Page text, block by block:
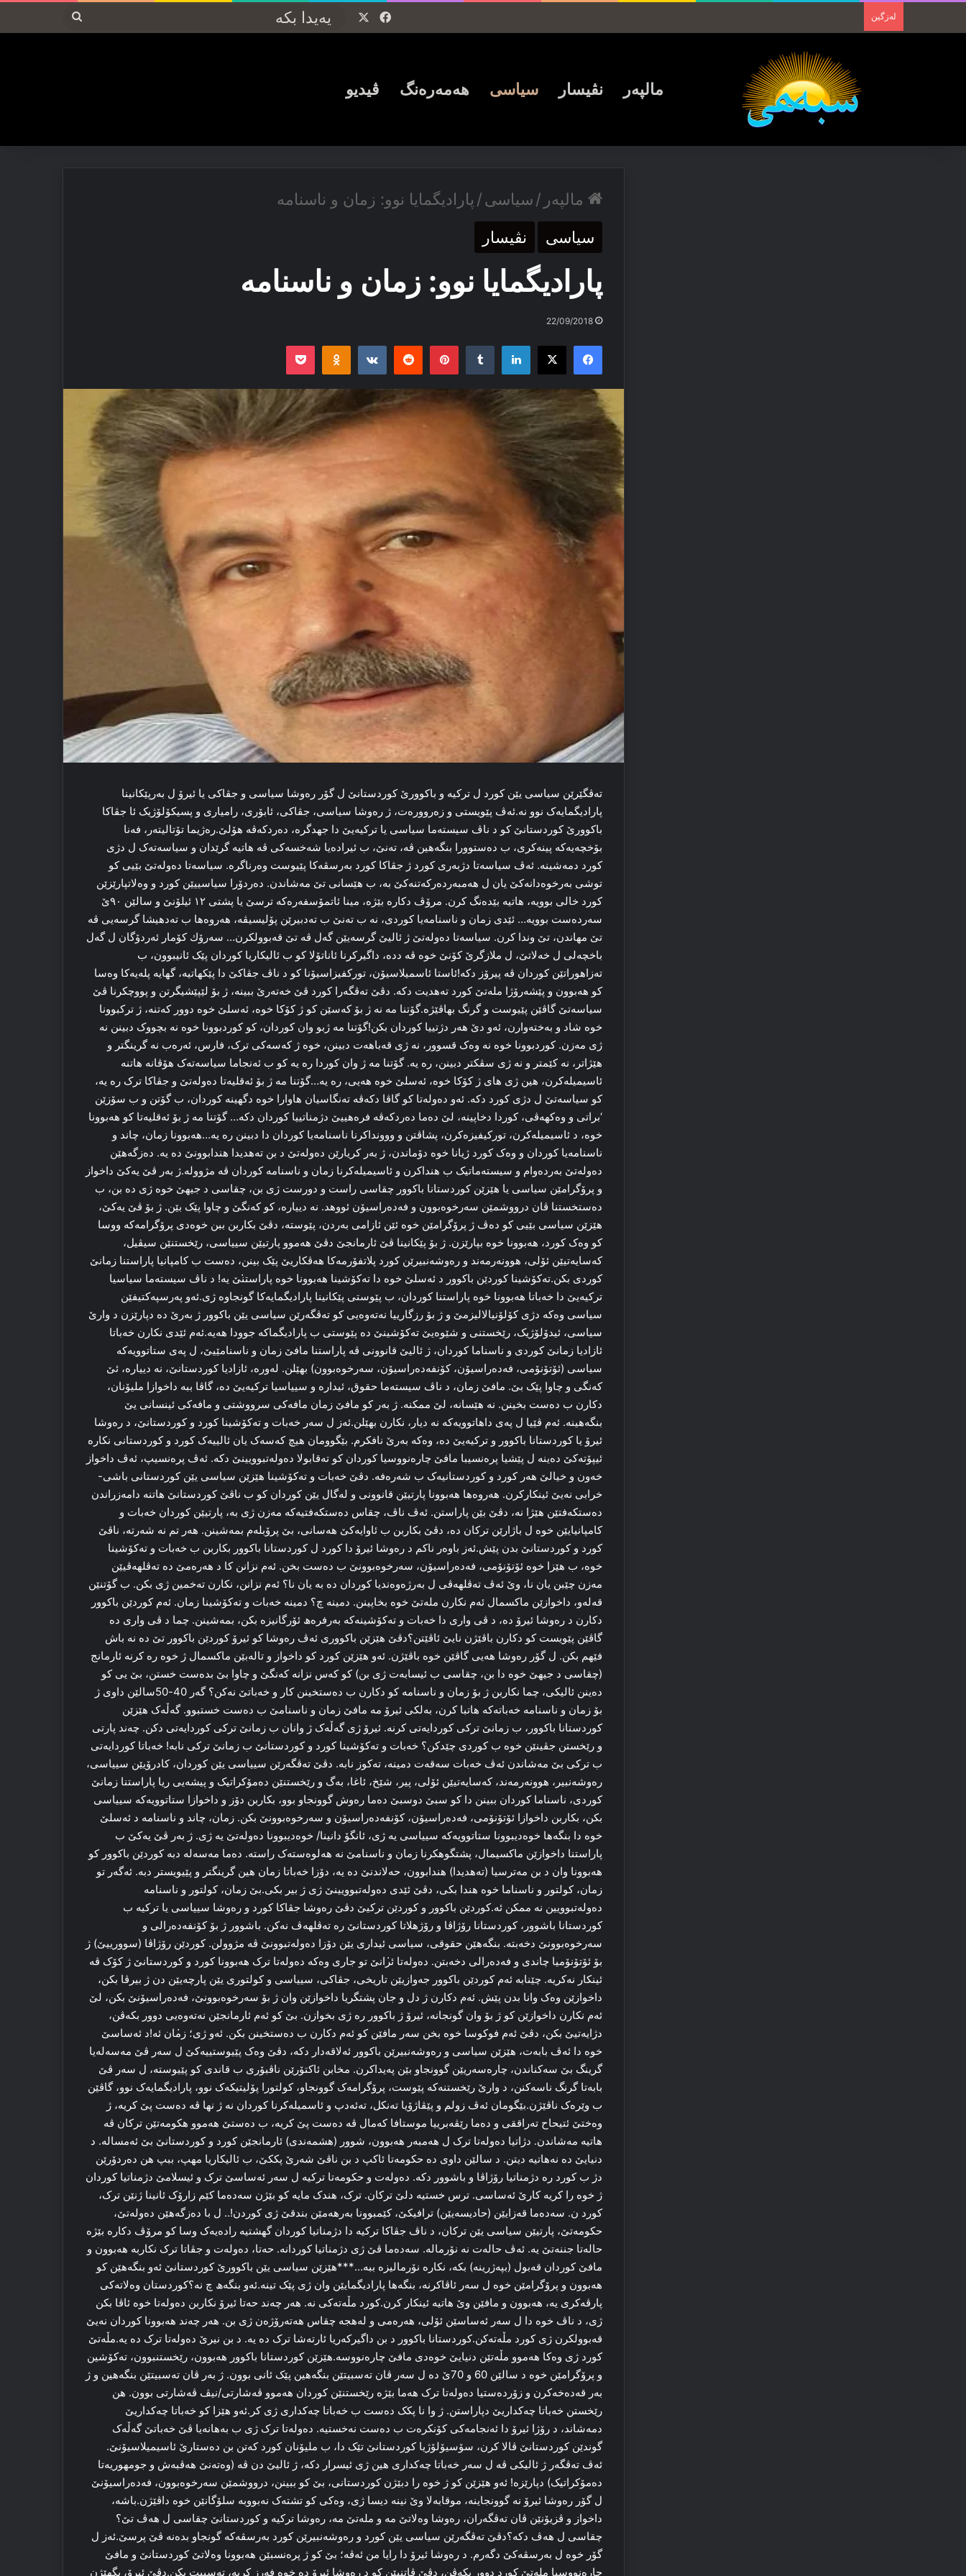
لەزگین Facebook
پەیدا
مالپەر نڤیسار سیاسی ھەمەرەنگ ڤیدیو
مالپەر /سیاسی/ پارادیگمایا نوو: زمان و ناسنامە
سیاسی نڤیسار
پارادیگمایا نوو: زمان و ناسنامە
22/09/2018
Facebook
X
LinkedIn
Tumblr
Pinterest
Reddit
VKontakte
Odnoklassniki
Pocket
ته‌ڤگێرێن سیاسی یێن کورد ل ترکیه‌ و باکوورێ کوردستانێ ل گۆر ره‌وشا سیاسی و جڤاکی یا ئیرۆ ل به‌رپێکانینا پارادیگمایه‌ک نوو نه‌.ئه‌ڤ پێویستی و زەرووره‌ت، ژ ره‌وشا سیاسی، جڤاکی، ئابۆری، رامیاری و پسیکۆلۆژیک ئا جڤاکا باکوورێ کوردستانێ کو د ناڤ سیسته‌ما سیاسی یا ترکیه‌یێ دا جھدگره‌، ده‌ردکه‌ڤه‌ هۆلێ.ره‌ژیما تۆتالیته‌ر، فه‌نا بۆخچه‌یه‌که‌ پینه‌کری، ب ده‌ستوورا بنگه‌هین ڤه‌، ته‌نێ، ب ئیراده‌یا شه‌خسه‌کی ڤه‌ هاتیه‌ گرێدان و سیاسه‌ته‌ک ل دژی کورد دمه‌شینه‌. ئه‌ڤ سیاسه‌تا دژبه‌ری کورد ژ جڤاکا کورد به‌رسڤه‌کا پێیوست وه‌رناگره‌. سیاسه‌تا ده‌وله‌تێ بێیی کو توشی به‌رخوه‌دانه‌کێ یان ل هه‌مبه‌رده‌رکه‌تنه‌کێ به‌، ب هێسانی تێ مه‌شاندن. ده‌ردۆرا سیاسییێن کورد و وه‌لاتپارێزێن کورد خالی بوویه‌، هاتیه‌ بێده‌نگ کرن. مرۆڤ دکاره‌ بێژه‌، مینا ئاتمۆسفه‌ره‌که‌ ترسێ یا پشتی ۱۲ ئیلۆنێ و سالێن ۹۰ێ سه‌رده‌ست بوویه‌… ئێدی زمان و ناسنامه‌یا کوردی، نه‌ ب ته‌نێ ب ته‌دبیرێن پۆلیسیڤه‌، هه‌روەها ب ته‌دهیشا گرسه‌یی ڤه‌ تێ مهاندن، تێ وندا کرن. سیاسه‌تا ده‌وله‌تێ ژ ئالیێ گرسه‌یێن گه‌ل ڤه‌ تێ قه‌بوولکرن… سه‌رۆك کۆمار ئه‌ردۆگان ل گه‌ل باخچه‌لی ل خه‌لاتێ، ل ملازگرێ کۆنێ خوه‌ ڤه‌ دده‌، داگیرکرنا ئاناتۆلا کو ب ئالیکاریا کوردان پێک ئانیبوون، ب ته‌زاهوراتێن کوردان ڤه‌ پیرۆز دکه‌!ئاستا ئاسمیلاسیۆن، تورکفیزاسیۆنا کو د ناڤ جڤاکێ دا پێکهاتیه‌، گهایه‌ پله‌یه‌کا وەسا کو هه‌بوون و پێشه‌رۆژا مله‌تێ کورد ته‌هدیت دکه‌. دڤێ ته‌ڤگه‌را کورد ڤێ خه‌ته‌رێ ببینه‌، ژ بۆ لێپێشیگرتن و پووچکرنا ڤێ سیاسه‌تێ گاڤێن پێیوست و گرنگ بهاڤێژه‌.گۆتنا مه‌ نه‌ ژ بۆ که‌سێن کو ژ کۆکا خوه‌، ئه‌سلێ خوه‌ دوور که‌تنه‌، ژ ترکبوونا خوه‌ شاد و به‌خته‌وارن، ئه‌و دێ هه‌ر دژتییا کوردان بکن!گۆتنا مه‌ ژبو وان کوردان، کو کوردبوونا خوه‌ نه‌ بچووک دبینن نه‌ ژی مه‌زن. کوردبوونا خوه‌ نه‌ وه‌ک قسوور، نه‌ ژی قه‌باهه‌ت دبینن، خوه‌ ژ که‌سه‌کی ترک، فارس، ئه‌ره‌ب نه‌ گرینگتر و هێژاتر، نه‌ کێمتر و نه‌ ژی سڤکتر دبینن، ره‌ یه‌. گۆتنا مه‌ ژ وان کوردا ره‌ یه‌ کو ب ئه‌نجاما سیاسه‌ته‌ک هۆڤانه‌ هاتنه‌ ئاسیمیله‌کرن، هین ژی های ژ کۆکا خوه‌، ئه‌سلێ خوه‌ هه‌یی، ره‌ یه‌…گۆتنا مه‌ ژ بۆ ئه‌قلیه‌تا ده‌وله‌تێ و جڤاکا ترک ره‌ یه‌، کو سیاسه‌تێ ل دژی کورد دکه‌. ئه‌و ده‌وله‌تا کو گاڤا دکه‌ڤه‌ ته‌نگاسیان هاوارا خوه‌ دگهینه‌ کوردان، ب گۆتن و ب سۆزێن ‘براتی و وه‌کهه‌ڤی، کوردا دخاپینه‌، لێ ده‌ما ده‌ردکه‌ڤه‌ فره‌هییێ دژمناتییا کوردان دکه‌… گۆتنا مه‌ ژ بۆ ئەقلیه‌تا کو هه‌بوونا خوه‌، د ئاسیمیله‌کرن، تورکیفیزه‌کرن، پشاڤتن و ووونداکرنا ناسنامه‌یا کوردان دا دبینن ره‌ یه‌…هه‌بوونا زمان، چاند و ناسنامه‌یا کوردان و وه‌ک کورد ژیانا خوه‌ دۆماندن، ژ به‌ر کریارێن ده‌وله‌تێ د بن ته‌هدیدا ھندابوونێ ده‌ یه‌. ده‌زگه‌هێن ده‌وله‌تێ به‌رده‌وام و سیسته‌ماتیک ب ھنداکرن و ئاسیمیله‌کرنا زمان و ناسنامه‌ کوردان ڤه‌ مژووله‌.ژ به‌ر ڤێ یه‌کێ داخواز و پرۆگرامێن سیاسی یا هێزێن کوردستانا باکوور چقاسی راست و دورست ژی بن، چقاسی د جیهێ خوه‌ ژی ده‌ بن، ب ده‌ستخستنا ڤان درووشمێن سه‌رخوه‌بوون و فه‌ده‌راسیۆن ئووهد. نه‌ دییاره‌، کو که‌نگێ و چاوا پێک بێن. ژ بۆ ڤێ یه‌کێ، هێزێن سیاسی بێیی کو ده‌ڤ ژ پرۆگرامێن خوه‌ ئێن ئازامی به‌ردن، پێوسته‌، دڤێ بکاربن ببن خوه‌دی پرۆگرامه‌که‌ ووسا کو وه‌ک کورد، هه‌بوونا خوه‌ بپارێزن. ژ بۆ پێکانینا ڤێ ئارمانجێ دڤێ هه‌موو پارتیێن سییاسی، رێخستنێن سیڤیل، که‌سایه‌تیێن ئۆلی، هوونه‌رمه‌ند و ره‌وشه‌نبیرێن کورد پلاتفۆرمه‌کا هه‌ڤکاریێ پێک بینن، ده‌ست ب کامپانیا پاراستنا زمانێ کوردی بکن.ته‌کۆشینا کوردێن باکوور د ئه‌سلێ خوه‌ دا ته‌کۆشینا هه‌بوونا خوه‌ پاراست̇نێ یه‌! د ناڤ سیسته‌ما سیاسیا ترکیه‌یێ دا خه‌باتا هه‌بوونا خوه‌ پاراستنا کوردان، ب پێوستی پێکانینا پارادیگمایه‌کا گونجاوه‌ ژی.ئه‌و په‌رسپه‌کتیفێن سیاسی وه‌که‌ دژی کۆلۆنیالالیزمێ و ژ بۆ رزگارییا نه‌ته‌وه‌یی کو ته‌ڤگه‌رێن سیاسی یێن باکوور ژ به‌رێ ده‌ دپارێزن د وارێ سیاسی، ئیدۆلۆژیک، رێخستنی و شێوه‌یێ ته‌کۆشینێ ده‌ پێوستی ب پارادیگماکه‌ جوودا هه‌یه‌.ئه‌م ئێدی نکارن خه‌باتا ئازادیا زمانێ کوردی و ناسناما کوردان، ژ ئالیێ قانوونی ڤه‌ پاراستنا مافێ زمان و ناسنامێیێ، ل په‌ی ستاتوویه‌که‌ سیاسی (ئۆتۆنۆمی، فه‌ده‌راسیۆن، کۆنفه‌ده‌راسیۆن، سه‌رخوه‌بوون) بهێلن. له‌وره‌، ئازادیا کوردستانێ، نه‌ دییاره‌، ئێ که‌نگی و چاوا پێک بێ. مافێ زمان، د ناڤ سیسته‌ما حقوق، ئیدارە و سییاسیا ترکیه‌یێ ده‌، گاڤا ببه‌ داخوازا ملیۆنان، دکارن ب ده‌ست بخینن. نه‌ هێسانه‌، لێ ممکنه‌. ژ به‌ر کو مافێ زمان مافه‌کی سرووشتی و مافه‌کی ئینسانی یێ بنگه‌هینه‌. ئه‌م ڤێیا ل په‌ی داهاتوویه‌که‌ نه‌ دیار، نکارن بهێلن.ئه‌ز ل سه‌ر خه‌بات و ته‌کۆشینا کورد و کوردستانێ، د ره‌وشا ئیرۆ یا کوردستانا باکوور و ترکیه‌یێ ده‌، وه‌که‌ به‌رێ نافکرم. بێگوومان هیچ که‌سه‌ک یان ئالییه‌ک کورد و کوردستانی نکاره‌ ئیپۆته‌کێ ده‌ینه‌ ل پێشیا پره‌نسیبا مافێ چاره‌نووسیا کوردان کو ته‌قابولا ده‌وله‌تبوویینێ دکه‌. ئه‌ڤ پره‌نسیپ، ئه‌ڤ داخواز خه‌ون و خیالێ هه‌ر کورد و کوردستانیه‌ک ب شه‌ره‌فه‌. دڤێ خه‌بات و ته‌کۆشینا هێزێن سیاسی یێن کوردستانی باشی-خرابی نه‌یێ ئینکارکرن. هه‌روەها هه‌بوونا پارتیێن قانوونی و له‌گال یێن کوردان کو ب ناڤێ کوردستانێ هاتنه‌ دامه‌زراندن ده‌ستکه‌فتێن هێژا نه‌، دڤێ بێن پاراستن. ئه‌ڤ ناڤ، چقاس ده‌ستکه‌فتیه‌که‌ مه‌زن ژی به‌، پارتیێن کوردان خه‌بات و کامپانیایێن خوه‌ ل باژارێن ترکان ده‌، دڤێ بکاربن ب ئاوایەكێ هه‌سانی، بێ پرۆبله‌م بمه‌شینن. هه‌ر تم نه‌ شه‌رته‌، ناڤێ کورد و کوردستانێ بدن پێش.ئه‌ز باوه‌ر ناکم د ره‌وشا ئیرۆ دا کورد ل کوردستانا باکوور بکاربن ب خه‌بات و ته‌کۆشینا خوه‌، ب هێزا خوه‌ ئۆتۆنۆمی، فه‌ده‌راسیۆن، سه‌رخوه‌بوونێ ب ده‌ست بخن. ئه‌م نزانن کا د هه‌ره‌مێ ده‌ ته‌ڤلهه‌ڤیێن مه‌زن چێبن یان نا، وێ ئه‌ڤ ته‌ڤلهه‌ڤی ل به‌رژه‌وه‌ندیا کوردان ده‌ به‌ یان نا؟ ئه‌م نزانن، نکارن ته‌خمین ژی بکن. ب گۆتنێن قه‌له‌و، داخوازێن ماکسمال ئه‌م نکارن مله‌تێ خوه‌ بخاپینن. دمینه‌ چ؟ دمینه‌ خه‌بات و ته‌کۆشینا زمان. ئه‌م کوردێن باکوور دکارن د ره‌وشا ئیرۆ ده‌، د ڤی واری دا خه‌بات و ته‌کۆشینه‌که‌ به‌رفرەھ ئۆرگانیزه‌ بکن، بمه‌شینن. چما د ڤی واری ده‌ گاڤێن پێویست کو دکارن باڤێژن نایێ ئاڤێتن؟دڤێ هێزێن باکووری ئه‌ڤ ره‌وشا کو ئیرۆ کوردێن باکوور تێ ده‌ نه‌ باش فێهم بکن. ل گۆر ره‌وشا هه‌یی گاڤێن خوه‌ باڤێژن. ئه‌و هێزێن کورد کو داخواز و تاله‌بێن ماکسمال ژ خوه‌ ره‌ کرنه‌ ئارمانج (چقاسی د جیهێ خوه‌ دا بن، چقاسی ب ئیسابه‌ت ژی بن) کو که‌س نزانه‌ که‌نگێ و چاوا بێ بده‌ست خستن، بێ یی کو ده‌ینن ئالیکی، چما نکاربن ژ بۆ زمان و ناسنامه‌ کو دکارن ب ده‌ستخینن کار و خه‌باتێ نه‌کن؟ گه‌ر 40-50سالێن داوی ژ بۆ زمان و ناسنامه‌ خه‌باته‌که‌ هاتبا کرن، به‌لکی ئیرۆ مه‌ مافێ زمان و ناسنامێ ب ده‌ست خستبوو. گه‌ڵه‌ک هێزێن کوردستانا باکوور، ب زمانێ ترکی کوردایه‌تی کرنه‌. ئیرۆ ژی گه‌ڵه‌ک ژ وانان ب زمانێ ترکی کوردایه‌تی دکن. چه‌ند پارتی و رێخستن جڤینێن خوه‌ ب کوردی چێدکن؟ خه‌بات و ته‌کۆشینا کورد و کوردستانێ ب زمانێ ترکی نابه‌! خه‌باتا کوردایه‌تی ب ترکی بێ مه‌شاندن ئه‌ڤ خه‌بات سه‌قه‌ت دمینه‌، ته‌کوز نابه‌. دڤێ ته‌ڤگه‌رێن سییاسی یێن کوردان، کادرۆیێن سییاسی، ره‌وشه‌نبیر، هوونه‌رمه‌ند، که‌سایه‌تیێن ئۆلی، پیر، شێخ، ئاغا، به‌گ و رێخستنێن ده‌مۆکراتیک و پیشه‌یی ریا پاراستنا زمانێ کوردی، ناسناما کوردان ببینن دا کو سبێ دوسبێ ده‌ما ره‌وش گوونجاو بوو، بکاربن دۆز و داخوازا ستاتوویه‌که‌ سییاسی بکن، بکاربن داخوازا ئۆتۆنۆمی، فه‌ده‌راسیۆن، کۆنفه‌ده‌راسیۆن و سه‌رخوه‌بوونێ بکن. زمان، چاند و ناسنامه‌ د ئه‌سلێ خوه‌ دا بنگه‌ها خوه‌دیبوونا ستاتوویه‌که‌ سییاسی یه‌ ژی، ئانگۆ دانینا/ خوه‌دیبوونا ده‌وله‌تێ یه‌ ژی. ژ به‌ر ڤێ یه‌کێ ب پاراستنا داخوازێن ماکسیمال، پشتگوهکرنا زمان و ناسنامێ نه‌ هه‌لوه‌سته‌ک راسته‌. ده‌ما مه‌سه‌له‌ دبه‌ کوردێن باکوور کو هه‌بوونا وان د بن مه‌ترسیا (ته‌هدیدا) ھندابوون، حه‌لاندنێ ده‌ یه‌، دۆزا خه‌باتا زمان هین گرینگتر و پێیویستر دبه‌. ئه‌گه‌ر تو زمان، کولتور و ناسناما خوه‌ ھندا بکی، دڤێ ئێدی ده‌وله‌تبوویینێ ژی ژ بیر بکی.بێ زمان، کولتور و ناسنامه‌ ده‌وله‌تبوویین نه‌ ممکن ئه‌.کوردێن باکوور و کوردێن ترکیێ دڤێ ره‌وشا جڤاکا کورد و ره‌وشا سییاسی یا ترکیه‌ ب کوردستانا باشوور، کوردستانا رۆژاڤا و رۆژهلاتا کوردستانێ ره‌ ته‌ڤلهه‌ڤ نه‌کن. باشوور ژ بۆ کۆنفه‌ده‌رالی و سه‌رخوه‌بوونێ دخه‌بته‌. بنگه‌هێن حقوقی، سیاسی ئیداری یێن دۆزا ده‌وله‌تبوونێ ڤه‌ مژوولن. کوردێن رۆژاڤا (سوورییێ) ژ بۆ ئۆتۆنۆمیا چاندی و فه‌ده‌رالی دخه‌بتن. ده‌وله‌تا ئ̇رانێ تو جاری وه‌که‌ ده‌وله‌تا ترک هه‌بوونا کورد و کوردستانێ ژ کۆک ڤه‌ ئینکار نه‌کریه‌. چێنابه‌ ئه‌م کوردێن باکوور جه‌وازیێن تاریخی، جڤاکی، سییاسی و کولتوری یێن پارچه‌یێن دن ژ بیرڤا بکن، داخوازێن وه‌ک وانا بدن پێش. ئه‌م دکارن ژ دل و جان پشتگریا داخوازێن وان ژ بۆ سه‌رخوه‌بوونێ، فه‌ده‌راسیۆنێ بکن، لێ ئه‌م نکارن داخوازێن کو ژ بۆ وان گونجانه‌، ئیرۆ ژ باکوور ره‌ ژی بخوازن. بێ کو ئه‌م ئارمانجێن نه‌ته‌وه‌یی دوور بکه‌ڤن، دژایه‌تیێ بکن، دڤێ ئەم فوكوسا خوە بخن سەر مافێن کو ئه‌م دکارن ب ده‌ستخینن بکن. ئه‌و ژی؛ ز̇مان ئه‌!د ئه‌ساسێ خوه‌ دا ئه‌ڤ بابه‌ت، هێزێن سیاسی و ره‌وشه‌نبیرێن باکوور ئه‌لاقه‌دار دکه‌، دڤێ وه‌ک پێیوستییه‌کێ ل سه‌ر ڤێ مه‌سه‌له‌یا گرینگ بێ سه‌کناندن، چاره‌سه‌ریێن گوونجاو بێن په‌یداکرن. مخابن ئاکتۆرێن ناڤبۆری ب قاندی کو پێیوسته‌، ل سه‌ر ڤێ بابه‌تا گرنگ ناسه‌کنن، د وارێ رێخستنه‌که‌ پێوست، پرۆگرامه‌ک گوونجاو، کولتورا پۆلیتیکه‌ک نوو، پارادیگمایه‌ک نوو، گاڤێن ب وێره‌ک ناڤێژن.بێگومان ئه‌ڤ زولم و پێڤاژۆیا ته‌نکل، ته‌ئه‌دپ و ئاسمیله‌کرنا کوردان نه‌ ژ نها ڤه‌ ده‌ست پێ کریه‌، ژ وەختێ ئتیحاح ته‌راققی و ده‌ما رێڤه‌برییا موستافا که‌مال ڤه‌ ده‌ست پێ کریه‌، ب ده‌ستێ هه‌موو هکومه‌تێن ترکان ڤه‌ هاتیه‌ مه‌شاندن. دژاتیا ده‌وله‌تا ترک ل هه‌مبه‌ر هه‌بوون، شوور (هشمه‌ندی) ئارمانجێن کورد و کوردستانێ بێ ئه‌مساله‌. د دنیایێ ده‌ نه‌هاتیه‌ دیتن. د سالێن داوی ده‌ حکومه‌تا ئاکپ د بن ناڤێ شه‌رێ پککێ، ب ئالیکاریا مهپ، ببپ هن ده‌ردۆرێن دژ ب کورد ره‌ دژمناتیا رۆژاڤا و باشوور دکه‌. ده‌وله‌ت و حکومه‌تا ترکیه‌ ل سه‌ر ئه‌ساسێ ترک و ئیسلامێ دژمناتیا کوردان ژ خوه‌ را کریه‌ کارێ ئه‌ساسی. ترس خستیه‌ دلێ ترکان. ترک، هندک مایه‌ کو بێژن سه‌ده‌ما کێم زارۆک ئانینا ژنێن ترک، کورد ن. سه‌ده‌ما قه‌زایێن (حادیسه‌یێن) ترافیکێ، کێمبوونا به‌رهه‌مێن بندقێ ژی کوردن!.. ل با ده‌زگه‌هێن ده‌وله‌تێ، حکومه‌تێ، پارتیێن سیاسی یێن ترکان، د ناڤ جڤاکا ترکیه‌ دا دژمناتیا کوردان گهشتیه‌ راده‌یه‌ک وسا کو مرۆڤ دکاره‌ بێژه‌ حاله‌تا جننه‌تێ یه‌. ئه‌ڤ حاله‌ت نه‌ نۆرماله‌. سه‌ده‌ما ڤێ ژی دژمناتیا کوردانه‌. حه‌تا، ده‌وله‌ت و جڤاتا ترک نکاربه‌ هه‌بوون و مافێ کوردان قه‌بول (بپه‌ژرینه‌) بکه‌، نکاره‌ نۆرمالیزه‌ ببه‌…***هێزێن سیاسی یێن باکوورێ کوردستانێ ئه‌و بنگه‌هێن کو هه‌بوون و پرۆگرامێن خوه‌ ل سه‌ر ئاڤاکرنه‌، بنگه‌ها پارادیگمایێن وان ژی پێک تینه‌.ئه‌و بنگه‌ھ چ نه‌؟کوردستان وه‌لاته‌کی پارڤه‌کری یه‌، هه‌بوون و مافێن وێ هاتیه‌ ئینکار کرن.کورد مڵه‌ته‌کی نه‌. هه‌ر چه‌ند حه‌تا ئیرۆ نکاربن ده‌وله‌تا خوه‌ ئاڤا بکن ژی، د ناڤ خوه‌ دا ل سه‌ر ئه‌ساسێن ئۆلی، هه‌ره‌می و له‌هجه‌ چقاس هه‌ته‌رۆژه‌ن ژی بن. هه‌ر چه‌ند هه‌بوونا کوردان نه‌یێ قه‌بوولکرن ژی کورد مڵه‌ته‌کن.کوردستانا باکوور د بن داگیرکه‌ریا ئارته‌شا ترک ده‌ یه‌. د بن نیرێ ده‌وله‌تا ترک ده‌ یه‌.مڵه‌تێ کورد ژی وه‌کا هه‌موو مڵه‌تێن دنیایێ خوه‌دی مافێ چ